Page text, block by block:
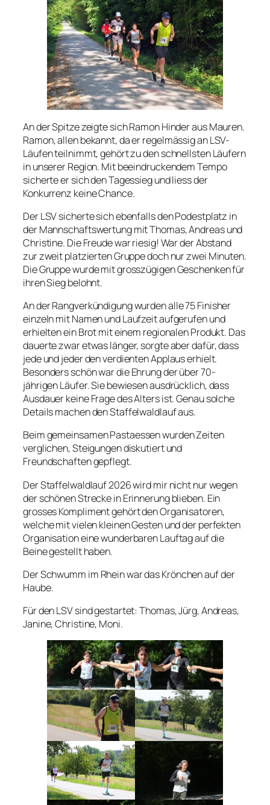
An der Spitze zeigte sich Ramon Hinder aus Mauren.
Ramon, allen bekannt, da er regelmässig an LSV-
Läufen teilnimmt, gehört zu den schnellsten Läufern
in unserer Region. Mit beeindruckendem Tempo
sicherte er sich den Tagessieg und liess der
Konkurrenz keine Chance.
Der LSV sicherte sich ebenfalls den Podestplatz in
der Mannschaftswertung mit Thomas, Andreas und
Christine. Die Freude war riesig! War der Abstand
zur zweit platzierten Gruppe doch nur zwei Minuten.
Die Gruppe wurde mit grosszügigen Geschenken für
ihren Sieg belohnt.
An der Rangverkündigung wurden alle 75 Finisher
einzeln mit Namen und Laufzeit aufgerufen und
erhielten ein Brot mit einem regionalen Produkt. Das
dauerte zwar etwas länger, sorgte aber dafür, dass
jede und jeder den verdienten Applaus erhielt.
Besonders schön war die Ehrung der über 70-
jährigen Läufer. Sie bewiesen ausdrücklich, dass
Ausdauer keine Frage des Alters ist. Genau solche
Details machen den Staffelwaldlauf aus.
Beim gemeinsamen Pastaessen wurden Zeiten
verglichen, Steigungen diskutiert und
Freundschaften gepflegt.
Der Staffelwaldlauf 2026 wird mir nicht nur wegen
der schönen Strecke in Erinnerung blieben. Ein
grosses Kompliment gehört den Organisatoren,
welche mit vielen kleinen Gesten und der perfekten
Organisation eine wunderbaren Lauftag auf die
Beine gestellt haben.
Der Schwumm im Rhein war das Krönchen auf der
Haube.
Für den LSV sind gestartet: Thomas, Jürg, Andreas,
Janine, Christine, Moni.